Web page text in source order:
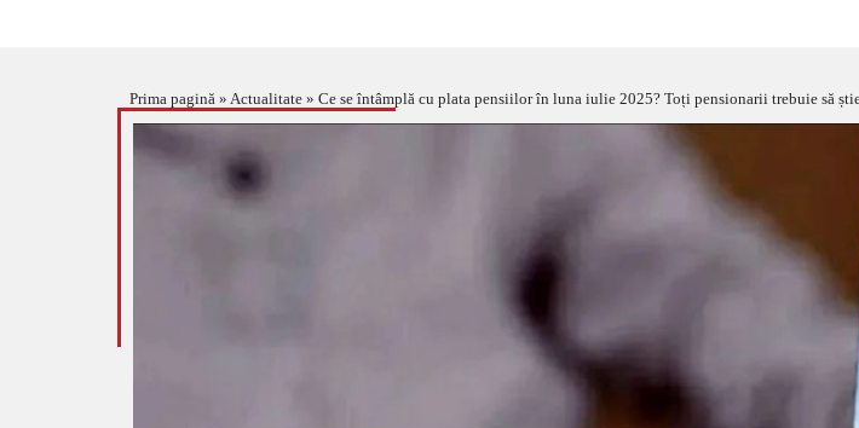
Prima pagină » Actualitate » Ce se întâmplă cu plata pensiilor în luna iulie 2025? Toți pensionarii trebuie să